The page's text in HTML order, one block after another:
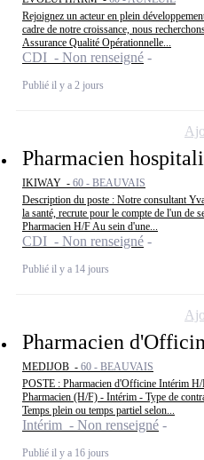
Rejoignez un acteur en plein
cadre de notre croissance, nous
Assurance Qualité Opérationnelle...
CDI - Non renseigné
Publié il y a 2 jours
Pharmacien
IKIWAY - 60 - BEAUVAIS
Description du poste : Notre consultant
la santé, recrute pour le compte de l'un de
Pharmacien H/F Au sein d'une...
CDI - Non renseigné
Publié il y a 14 jours
Pharmacien
MEDIJOB - 60 - BEAUVAIS
POSTE : Pharmacien d'Officine Intérim
Pharmacien (H/F) - Intérim - Type de
Temps plein ou temps partiel selon...
Intérim - Non renseigné
Publié il y a 16 jours